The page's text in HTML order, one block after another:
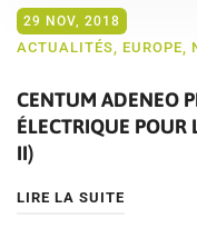
29 NOV, 2018
ACTUALITÉS, EUROPE,
CENTUM ADENEO
ÉLECTRIQUE POUR
II)
LIRE LA SUITE